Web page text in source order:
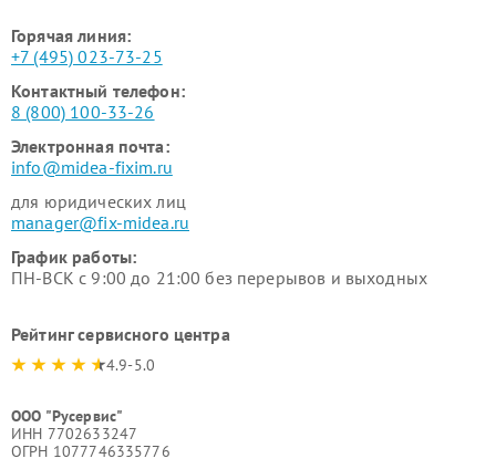
Горячая линия:
+7 (495) 023-73-25
Контактный телефон:
8 (800) 100-33-26
Электронная почта:
info@midea-fixim.ru
для юридических лиц
manager@fix-midea.ru
График работы:
ПН-ВСК с 9:00 до 21:00 без перерывов и выходных
Рейтинг сервисного центра
4.9-5.0
ООО "Русервис"
ИНН 7702633247
ОГРН 1077746335776